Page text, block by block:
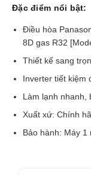
Đặc điểm nổi bật:
Điều hòa
8D gas R32
Thiết kế sang
Inverter tiết kiệm
Làm lạnh nhanh,
Xuất xứ: Chính
Bảo hành: Máy 1